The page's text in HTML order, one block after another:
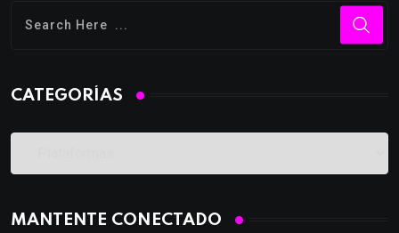
CATEGORÍAS
MANTENTE CONECTADO